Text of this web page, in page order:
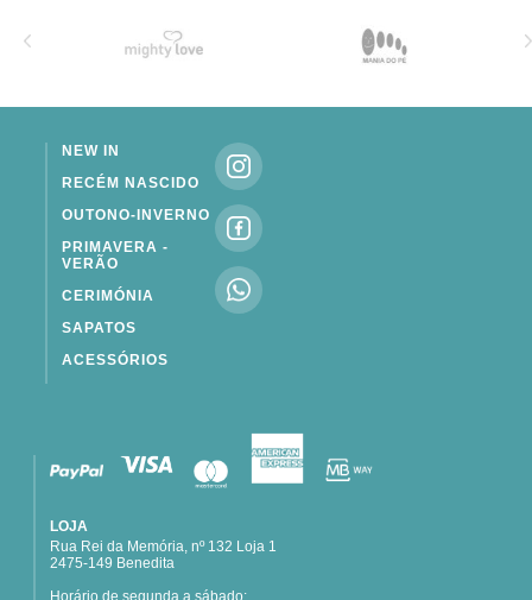
NEW IN
RECÉM NASCIDO
OUTONO-INVERNO
PRIMAVERA -
VERÃO
CERIMÓNIA
SAPATOS
ACESSÓRIOS
LOJA
Rua Rei da Memória, nº 132 Loja 1
2475-149 Benedita
Horário de segunda a sábado: